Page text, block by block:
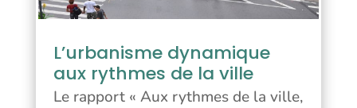
L’urbanisme dynamique
aux rythmes de la ville
Le rapport « Aux rythmes de la ville,